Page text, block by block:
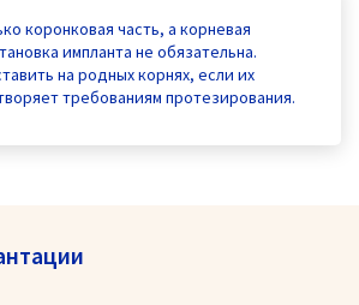
коронковая часть, а корневая
импланта не обязательна.
на родных корнях, если их
требованиям протезирования.